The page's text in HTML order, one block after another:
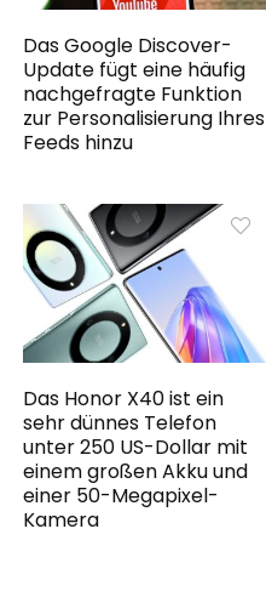
Das Google Discover-
Update fügt eine häufig
nachgefragte Funktion
zur Personalisierung Ihres
Feeds hinzu
Das Honor X40 ist ein
sehr dünnes Telefon
unter 250 US-Dollar mit
einem großen Akku und
einer 50-Megapixel-
Kamera